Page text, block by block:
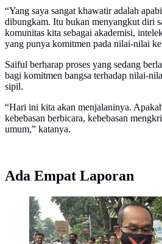
“Yang saya sangat khawatir adalah
dibungkam. Itu bukan menyangkut diri
komunitas kita sebagai akademisi,
yang punya komitmen pada nilai-nilai
Saiful berharap proses yang sedang
bagi komitmen bangsa terhadap nilai-
sipil.
“Hari ini kita akan menjalaninya.
kebebasan berbicara, kebebasan
umum,” katanya.
Ada Empat Laporan
Peneliti Politik Saiful Mujani saat
Polda Metro Jaya sebagai saksi
dugaan penghasutan, Kamis (4/6/
(Liputan6.com/Ady Anugrahadi)